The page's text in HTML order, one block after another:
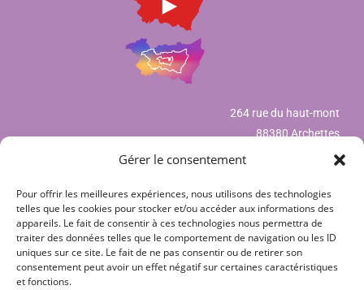
Gérer le consentement
Pour offrir les meilleures expériences, nous utilisons des technologies
telles que les cookies pour stocker et/ou accéder aux informations des
appareils. Le fait de consentir à ces technologies nous permettra de
traiter des données telles que le comportement de navigation ou les ID
uniques sur ce site. Le fait de ne pas consentir ou de retirer son
consentement peut avoir un effet négatif sur certaines caractéristiques
et fonctions.
264 rue du haut-mont
88380 Archettes
Mentions légales
Déclaration de confidentialité (UE)
Politique de cookies (UE)